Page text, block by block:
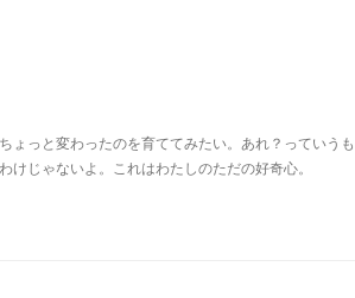
ょっと変わったのを育ててみたい。あれ？っていう
じゃないよ。これはわたしのただの好奇心。